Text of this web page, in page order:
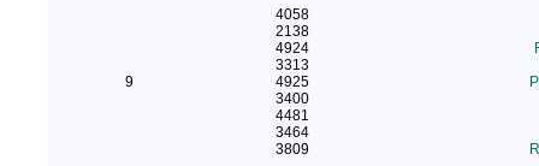
9
4058
2138
4924
3313
4925
3400
4481
3464
3809